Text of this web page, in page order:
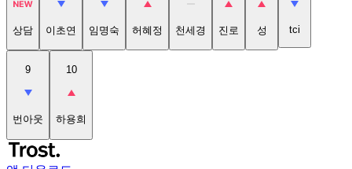
상담 이초연 임명숙 허혜정 천세경 진로 성 tci
9
번아웃
10
하용희